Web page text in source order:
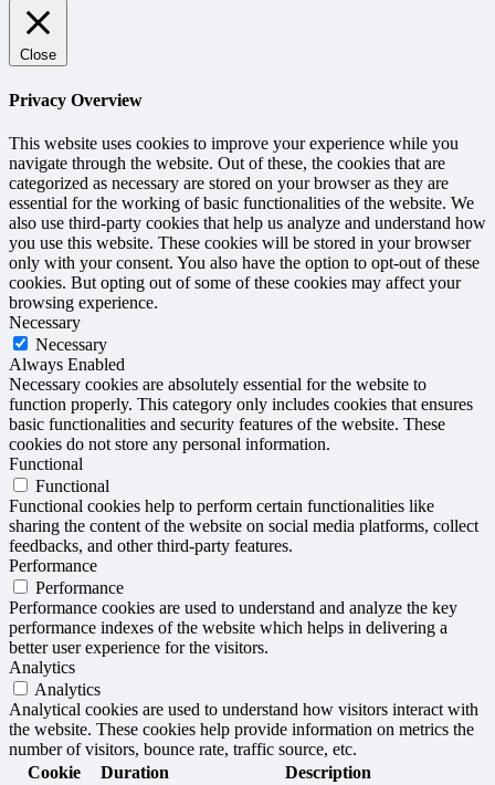
Close
Privacy Overview
This website uses cookies to improve your experience while you
navigate through the website. Out of these, the cookies that are
categorized as necessary are stored on your browser as they are
essential for the working of basic functionalities of the website. We
also use third-party cookies that help us analyze and understand how
you use this website. These cookies will be stored in your browser
only with your consent. You also have the option to opt-out of these
cookies. But opting out of some of these cookies may affect your
browsing experience.
Necessary
Necessary
Always Enabled
Necessary cookies are absolutely essential for the website to
function properly. This category only includes cookies that ensures
basic functionalities and security features of the website. These
cookies do not store any personal information.
Functional
Functional
Functional cookies help to perform certain functionalities like
sharing the content of the website on social media platforms, collect
feedbacks, and other third-party features.
Performance
Performance
Performance cookies are used to understand and analyze the key
performance indexes of the website which helps in delivering a
better user experience for the visitors.
Analytics
Analytics
Analytical cookies are used to understand how visitors interact with
the website. These cookies help provide information on metrics the
number of visitors, bounce rate, traffic source, etc.
Cookie
Duration Description